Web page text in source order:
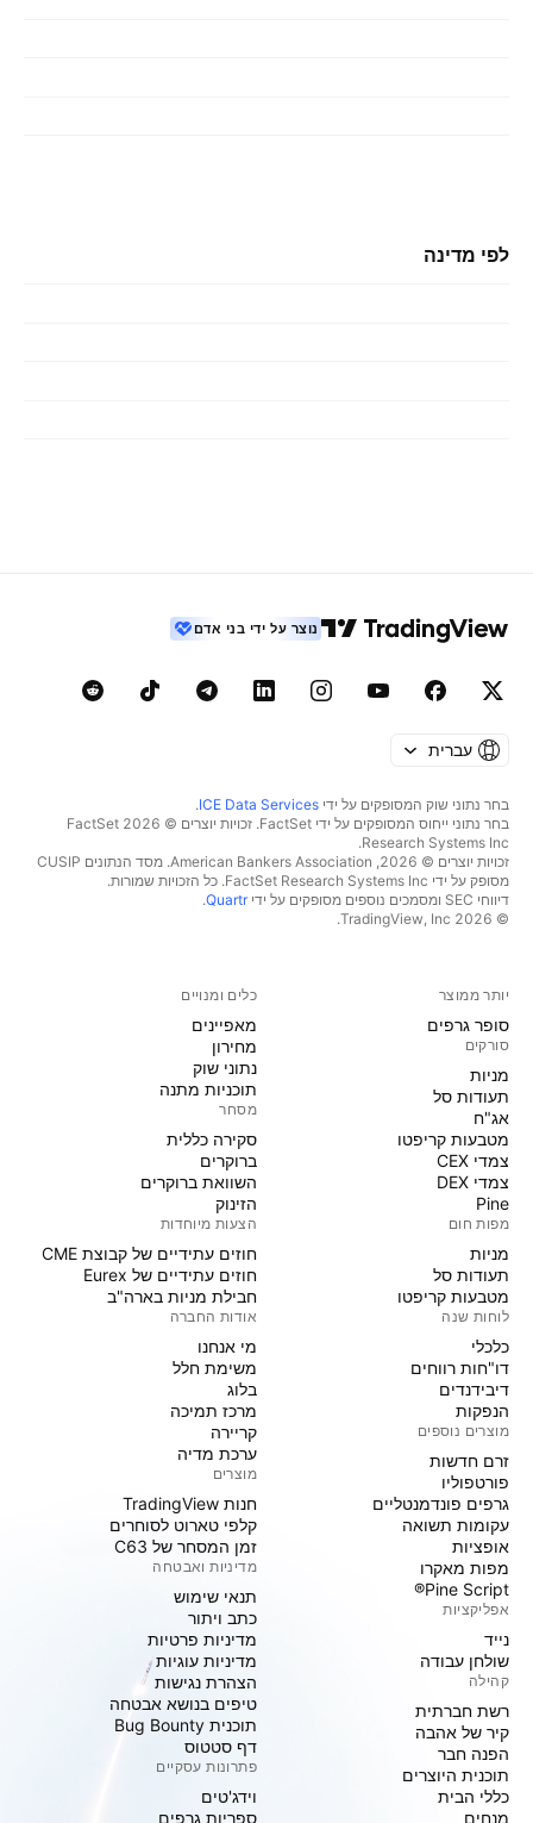
לפי מדינה
נוצר על ידי בני אדם
עברית
בחר נתוני שוק המסופקים על ידי ICE Data Services
.
בחר נתוני ייחוס המסופקים על ידי FactSet. זכויות יוצרים © 2026 ‏FactSet
Research Systems Inc.‏
זכויות יוצרים © 2026, ‏American Bankers Association. מסד הנתונים CUSIP
מסופק על ידי FactSet Research Systems Inc. כל הזכויות שמורות.
דיווחי SEC ומסמכים נוספים מסופקים על ידי
Quartr
.
© 2026 ‏TradingView, Inc.‏
יותר ממוצר
סופר גרפים
סורקים
מניות‏
תעודות סל
אג"ח
מטבעות קריפטו
צמדי CEX
צמדי DEX
Pine
מפות חום
מניות‏
תעודות סל
מטבעות קריפטו
לוחות שנה
כלכלי
דו"חות רווחים
דיבידנדים
הנפקות
מוצרים נוספים
זרם חדשות
פורטפוליו
גרפים פונדמנטליים
עקומות תשואה
אופציות
מפות מאקרו
Pine Script®
אפליקציות
נייד
שולחן עבודה
קהילה
רשת חברתית
קיר של אהבה
הפנה חבר
תוכנית היוצרים
כללי הבית
מנחים
כלים ומנויים
מאפיינים
מחירון
נתוני שוק
תוכניות מתנה
מסחר
סקירה כללית
ברוקרים
השוואת ברוקרים
הזינוק
הצעות מיוחדות
חוזים עתידיים של קבוצת CME
חוזים עתידיים של Eurex
חבילת מניות בארה"ב
אודות החברה
מי אנחנו
משימת חלל
בלוג
מרכז תמיכה
קריירה
ערכת מדיה
מוצרים
חנות TradingView
קלפי טארוט לסוחרים
זמן המסחר של C63
מדיניות ואבטחה
תנאי שימוש
כתב ויתור
מדיניות פרטיות
מדיניות עוגיות
הצהרת נגישות
טיפים בנושא אבטחה
תוכנית Bug Bounty
דף סטטוס
פתרונות עסקיים
וידג'טים
ספריות גרפים